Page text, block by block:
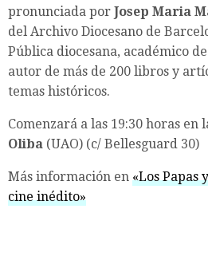
pronunciada por Josep Maria
del Archivo Diocesano de
Pública diocesana, académico
autor de más de 200 libros y
temas históricos.
Comenzará a las 19:30 horas en
Oliba (UAO) (c/ Bellesguard 30)
Más información en «Los Papas
cine inédito»